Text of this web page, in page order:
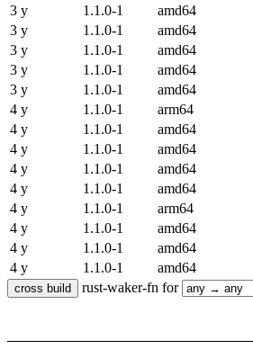
3 y
1.1.0-1 amd64
3 y
1.1.0-1 amd64
3 y
1.1.0-1 amd64
3 y
1.1.0-1 amd64
3 y
1.1.0-1 amd64
4 y
1.1.0-1 arm64
4 y
1.1.0-1 amd64
4 y
1.1.0-1 amd64
4 y
1.1.0-1 amd64
4 y
1.1.0-1 amd64
4 y
1.1.0-1 arm64
4 y
1.1.0-1 amd64
4 y
1.1.0-1 amd64
4 y
1.1.0-1 amd64
rust-waker-fn for